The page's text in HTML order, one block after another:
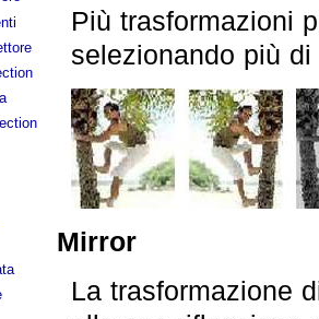
Più trasformazioni
selezionando più
Mirror
La trasformazione